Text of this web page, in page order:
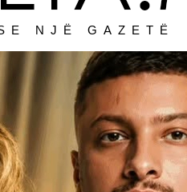
NJË GAZETË